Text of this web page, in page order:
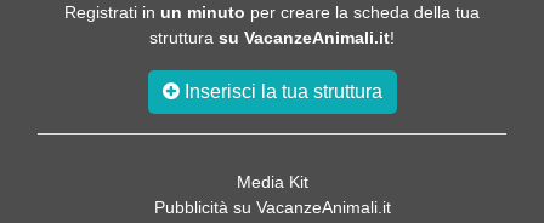
Registrati in un minuto per creare la scheda della tua
struttura su VacanzeAnimali.it!
Inserisci la tua struttura
Media Kit
Pubblicità su VacanzeAnimali.it